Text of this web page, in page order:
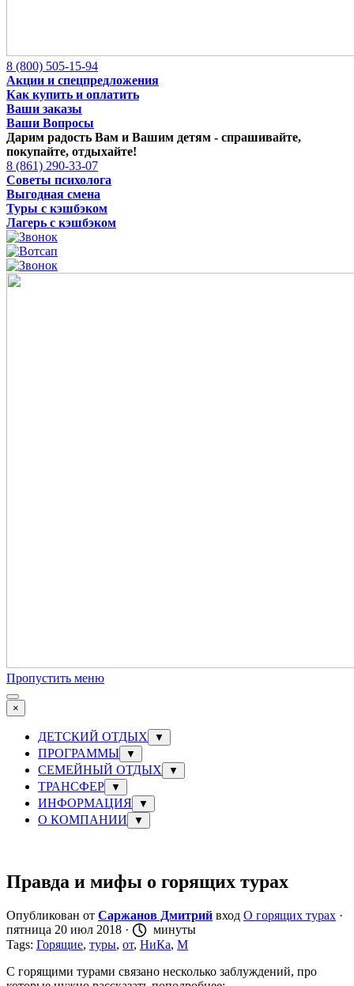
8 (800) 505-15-94
Акции и спецпредложения
Как купить и оплатить
Ваши заказы
Ваши Вопросы
Дарим радость Вам и Вашим детям - спрашивайте,
покупайте, отдыхайте!
8 (861) 290-33-07
Советы психолога
Выгодная смена
Туры с кэшбэком
Лагерь с кэшбэком
Пропустить меню
×
ДЕТСКИЙ ОТДЫХ ▼
ПРОГРАММЫ ▼
СЕМЕЙНЫЙ ОТДЫХ ▼
ТРАНСФЕР ▼
ИНФОРМАЦИЯ ▼
О КОМПАНИИ ▼
Правда и мифы о горящих турах
Опубликован от Саржанов Дмитрий вход О горящих турах ·
пятница 20 июл 2018 ·
минуты
Tags: Горящие, туры, от, НиКа, М
С горящими турами связано несколько заблуждений, про